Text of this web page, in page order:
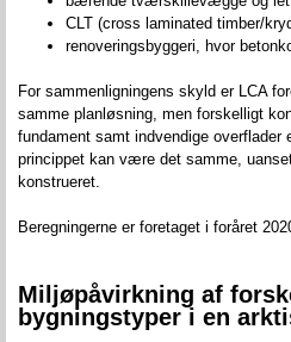
CLT (cross laminated timber/
renoveringsbyggeri, hvor
For sammenligningens skyld er LCA
samme planløsning, men forskelligt
fundament samt indvendige overflader
princippet kan være det samme,
konstrueret.
Beregningerne er foretaget i foråret
Miljøpåvirkning af
bygningstyper i en